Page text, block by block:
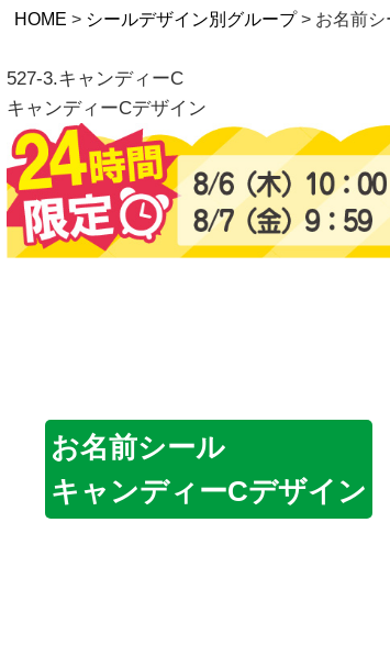
HOME シールデザイン別グループ お名前
527-3.キャンディーC
キャンディーCデザイン
お名前シール
キャンディーCデザイン